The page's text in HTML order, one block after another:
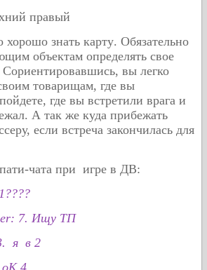
правый
хорошо знать карту. Обязательно
объектам определять свое
вы легко
товарищам, где вы
где вы встретили врага и
А так же куда прибежать
если встреча закончилась для
пати-чата при игре в ДВ:
1 ????
7. Ищу ТП
я в 2
оК 4.